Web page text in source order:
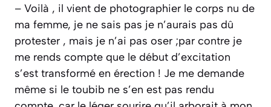
– Voilà , il vient de photographier le corps nu de
ma femme, je ne sais pas je n’aurais pas dû
protester , mais je n’ai pas oser ;par contre je
me rends compte que le début d’excitation
s’est transformé en érection ! Je me demande
même si le toubib ne s’en est pas rendu